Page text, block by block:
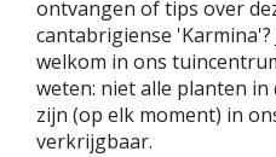
ontvangen of tips over
cantabrigiense
welkom in ons
weten: niet alle planten in
zijn (op elk moment) in
verkrijgbaar.